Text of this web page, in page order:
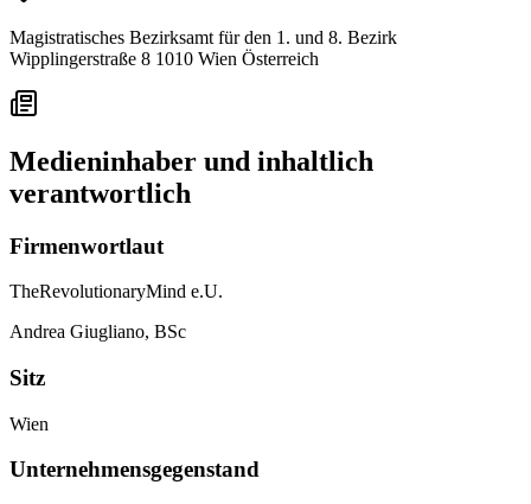
Magistratisches Bezirksamt für den 1. und 8. Bezirk
Wipplingerstraße 8 1010 Wien Österreich
Medieninhaber und inhaltlich
verantwortlich
Firmenwortlaut
TheRevolutionaryMind e.U.
Andrea Giugliano, BSc
Sitz
Wien
Unternehmensgegenstand